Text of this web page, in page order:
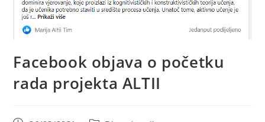
Facebook objava o početku
rada projekta ALTII